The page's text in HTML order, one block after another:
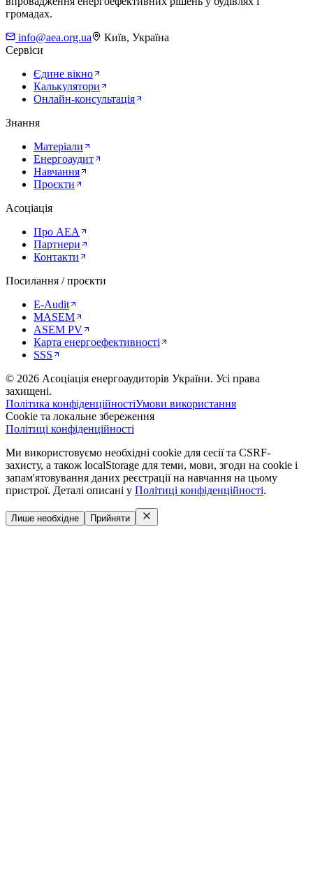
громадах.
info@aea.org.ua
Київ, Україна
Сервіси
Єдине вікно
Калькулятори
Онлайн-консультація
Знання
Матеріали
Енергоаудит
Навчання
Проєкти
Асоціація
Про AEA
Партнери
Контакти
Посилання / проєкти
E-Audit
MASEM
ASEM PV
Карта енергоефективності
SSS
© 2026 Асоціація енергоаудиторів України. Усі права
захищені.
Політика конфіденційностіУмови використання
Cookie та локальне збереження
Політиці конфіденційності
Ми використовуємо необхідні cookie для сесії та CSRF-
захисту, а також localStorage для теми, мови, згоди на cookie і
запам'ятовування даних реєстрації на навчання на цьому
пристрої. Деталі описані у Політиці конфіденційності.
Лише необхідне Прийняти